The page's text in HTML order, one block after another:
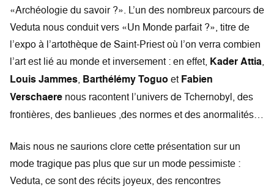
«Archéologie du savoir ?». L’un des nombreux parcours de
Veduta nous conduit vers «Un Monde parfait ?», titre de
l’expo à l’artothèque de Saint-Priest où l’on verra combien
l’art est lié au monde et inversement : en effet, Kader Attia,
Louis Jammes, Barthélémy Toguo et Fabien
Verschaere nous racontent l’univers de Tchernobyl, des
frontières, des banlieues ,des normes et des anormalités…
Mais nous ne saurions clore cette présentation sur un
mode tragique pas plus que sur un mode pessimiste :
Veduta, ce sont des récits joyeux, des rencontres